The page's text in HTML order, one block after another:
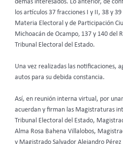
demás interesados. Lo anterior, de
los artículos 37 fracciones I y II, 38 y
Materia Electoral y de Participación
Michoacán de Ocampo, 137 y 140 del
Tribunal Electoral del Estado.
Una vez realizadas las notificaciones,
autos para su debida constancia.
Así, en reunión interna virtual, por
acuerdan y firman las Magistraturas
Tribunal Electoral del Estado,
Alma Rosa Bahena Villalobos,
y Magistrado Salvador Alejandro